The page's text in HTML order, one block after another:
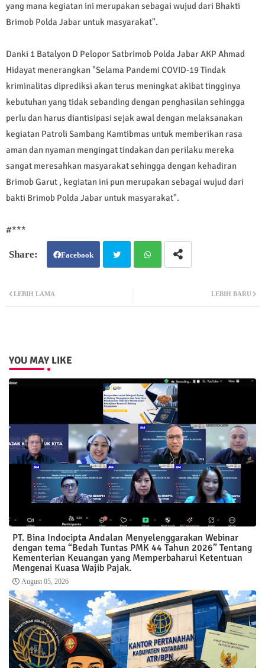
yang mana kegiatan ini merupakan sebagai wujud dari Bhakti
Brimob Polda Jabar untuk masyarakat".
Danki 1 Batalyon D Pelopor Satbrimob Polda Jabar AKP Ahmad
Hidayat menerangkan "Selama Pandemi COVID-19 Tindak
kriminalitas diprediksi akan terus meningkat akibat tingginya
kebutuhan yang tidak sebanding dengan penghasilan sehingga
perlu dan harus diantisipasi sejak awal dengan melaksanakan
kegiatan Patroli Sambang Kamtibmas untuk memberikan rasa
aman dan nyaman mengingat tindakan dan perilaku mereka
sangat meresahkan masyarakat sehingga dengan kehadiran
Brimob Garut , kegiatan ini pun merupakan sebagai wujud dari
bakti Brimob Polda Jabar untuk masyarakat".
#***
Facebook
LEBIH BARU
LEBIH LAMA
YOU MAY LIKE
PT. Bina Indocipta Andalan Menyelenggarakan Webinar
dengan tema “Bedah Tuntas PMK 44 Tahun 2026” Tentang
Kementerian Keuangan yang Memperbaharui Ketentuan
Mengenai Kuasa Wajib Pajak.
August 05, 2026